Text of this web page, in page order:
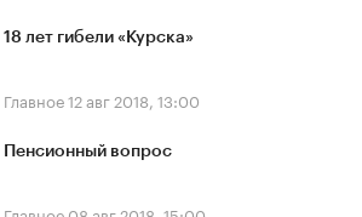
18 лет гибели «Курска»
Главное12 авг 2018, 13:00
Пенсионный вопрос